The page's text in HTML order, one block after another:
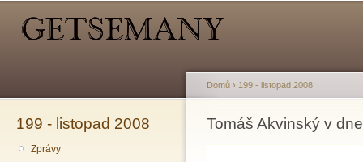
199 - listopad 2008
Zprávy
Jste zde
Domů › 199 - listopad 2008
Tomáš Akvinský v